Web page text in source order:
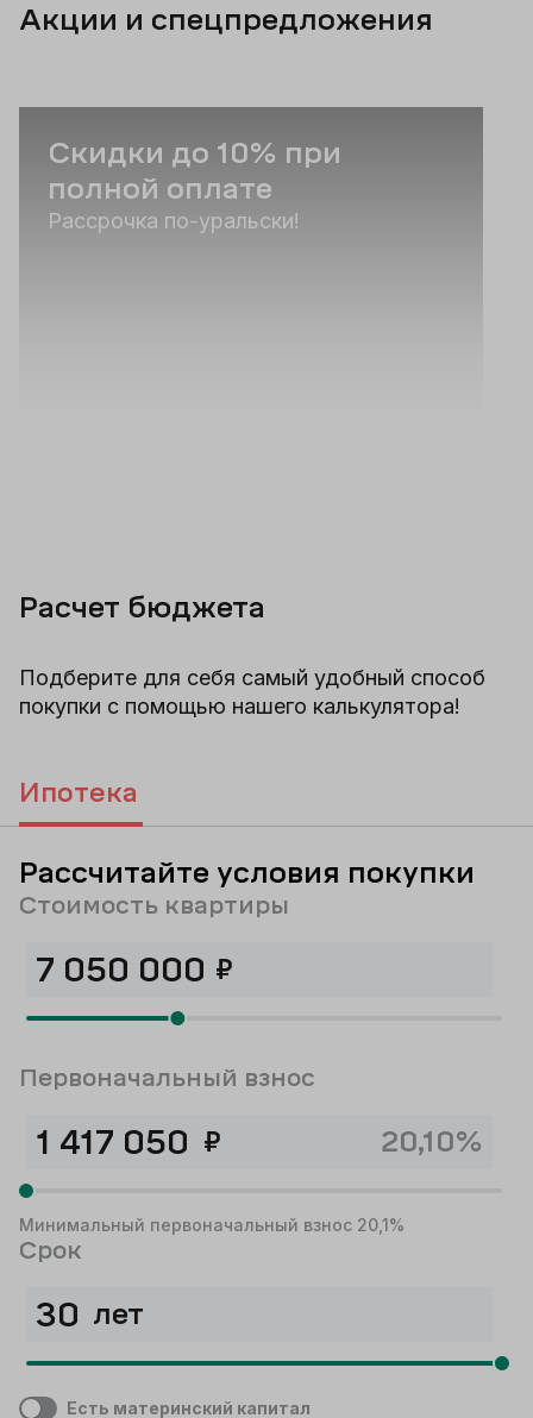
Акции и спецпредложения
Скидки до 10% при
полной оплате
Рассрочка по-уральски!
Расчет бюджета
Подберите для себя самый удобный способ
покупки с помощью нашего калькулятора!
Ипотека
Рассчитайте условия покупки
Стоимость квартиры
₽
Первоначальный взнос
₽ 20,10%
Минимальный первоначальный взнос 20,1%
Срок
лет
Есть материнский капитал